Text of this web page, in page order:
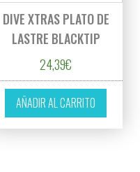
DIVE XTRAS PLATO DE
LASTRE BLACKTIP
24,39€
AÑADIR AL CARRITO